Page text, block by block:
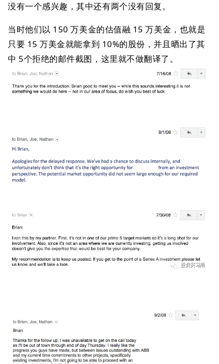
没有一个感兴趣，其中还有两个没有回复。
当时他们以 150 万美金的估值融 15 万美金，也就是
只要 15 万美金就能拿到 10%的股份，并且晒出了其
中 5个拒绝的邮件截图，这里就不做翻译了。